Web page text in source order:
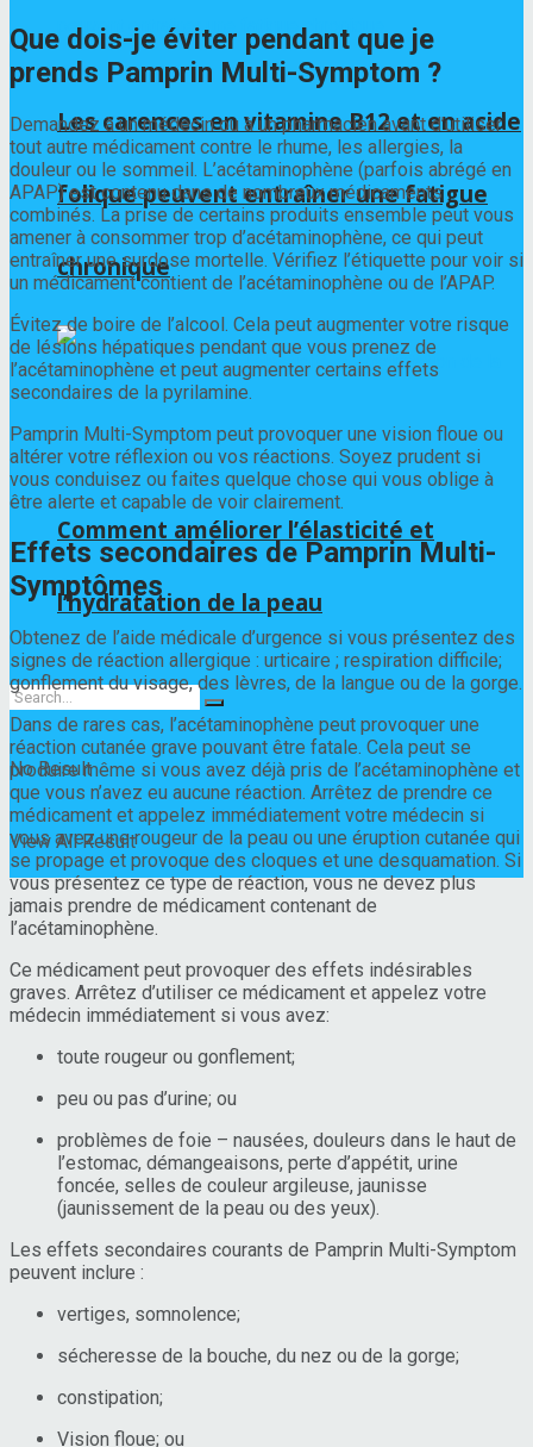
Les carences en vitamine B12 et en acide
folique peuvent entraîner une fatigue
chronique
Comment améliorer l’élasticité et
l’hydratation de la peau
No Result
View All Result
Que dois-je éviter pendant que je
prends Pamprin Multi-Symptom ?
Demandez à un médecin ou à un pharmacien avant d’utiliser
tout autre médicament contre le rhume, les allergies, la
douleur ou le sommeil. L’acétaminophène (parfois abrégé en
APAP) est contenu dans de nombreux médicaments
combinés. La prise de certains produits ensemble peut vous
amener à consommer trop d’acétaminophène, ce qui peut
entraîner une surdose mortelle. Vérifiez l’étiquette pour voir si
un médicament contient de l’acétaminophène ou de l’APAP.
Évitez de boire de l’alcool. Cela peut augmenter votre risque
de lésions hépatiques pendant que vous prenez de
l’acétaminophène et peut augmenter certains effets
secondaires de la pyrilamine.
Pamprin Multi-Symptom peut provoquer une vision floue ou
altérer votre réflexion ou vos réactions. Soyez prudent si
vous conduisez ou faites quelque chose qui vous oblige à
être alerte et capable de voir clairement.
Effets secondaires de Pamprin Multi-
Symptômes
Obtenez de l’aide médicale d’urgence si vous présentez des
signes de réaction allergique : urticaire ; respiration difficile;
gonflement du visage, des lèvres, de la langue ou de la gorge.
Dans de rares cas, l’acétaminophène peut provoquer une
réaction cutanée grave pouvant être fatale. Cela peut se
produire même si vous avez déjà pris de l’acétaminophène et
que vous n’avez eu aucune réaction. Arrêtez de prendre ce
médicament et appelez immédiatement votre médecin si
vous avez une rougeur de la peau ou une éruption cutanée qui
se propage et provoque des cloques et une desquamation. Si
vous présentez ce type de réaction, vous ne devez plus
jamais prendre de médicament contenant de
l’acétaminophène.
Ce médicament peut provoquer des effets indésirables
graves. Arrêtez d’utiliser ce médicament et appelez votre
médecin immédiatement si vous avez:
toute rougeur ou gonflement;
peu ou pas d’urine; ou
problèmes de foie – nausées, douleurs dans le haut de
l’estomac, démangeaisons, perte d’appétit, urine
foncée, selles de couleur argileuse, jaunisse
(jaunissement de la peau ou des yeux).
Les effets secondaires courants de Pamprin Multi-Symptom
peuvent inclure :
vertiges, somnolence;
sécheresse de la bouche, du nez ou de la gorge;
constipation;
Vision floue; ou